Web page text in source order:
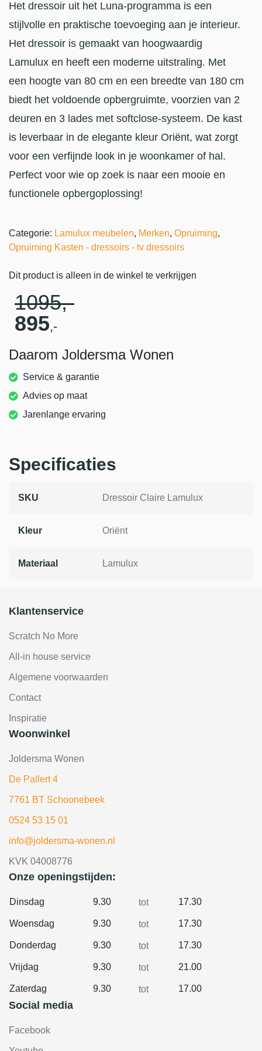
Het dressoir uit het Luna-programma is een
stijlvolle en praktische toevoeging aan je interieur.
Het dressoir is gemaakt van hoogwaardig
Lamulux en heeft een moderne uitstraling. Met
een hoogte van 80 cm en een breedte van 180 cm
biedt het voldoende opbergruimte, voorzien van 2
deuren en 3 lades met softclose-systeem. De kast
is leverbaar in de elegante kleur Oriënt, wat zorgt
voor een verfijnde look in je woonkamer of hal.
Perfect voor wie op zoek is naar een mooie en
functionele opbergoplossing!
Categorie: Lamulux meubelen, Merken, Opruiming,
Opruiming Kasten - dressoirs - tv dressoirs
Dit product is alleen in de winkel te verkrijgen
1095,-
895,-
Daarom Joldersma Wonen
Service & garantie
Advies op maat
Jarenlange ervaring
Specificaties
SKU Dressoir Claire Lamulux
Kleur Oriënt
Materiaal Lamulux
Klantenservice
Scratch No More
All-in house service
Algemene voorwaarden
Contact
Inspiratie
Woonwinkel
Joldersma Wonen
De Pallert 4
7761 BT Schoonebeek
0524 53 15 01
info@joldersma-wonen.nl
KVK 04008776
Onze openingstijden:
Dinsdag 9.30 tot 17.30
Woensdag 9.30 tot 17.30
Donderdag 9.30 tot 17.30
Vrijdag 9.30 tot 21.00
Zaterdag 9.30 tot 17.00
Social media
Facebook